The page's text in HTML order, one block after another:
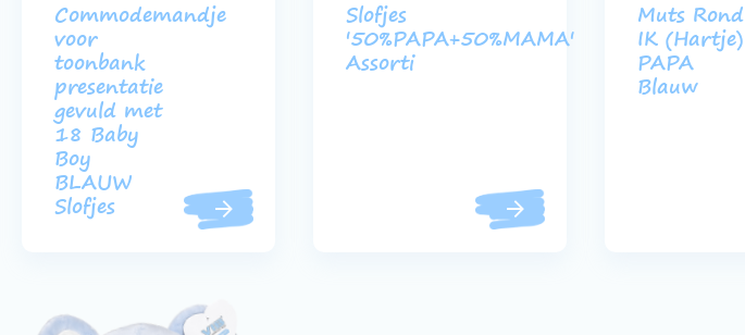
Commodemandje
voor
toonbank
presentatie
gevuld met
18 Baby
Boy
BLAUW
Slofjes
Slofjes
'50%PAPA+50%MAMA'
Assorti
Muts Rond
IK (Hartje)
PAPA
Blauw